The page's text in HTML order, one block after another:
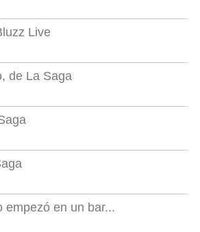
Live
de La Saga
empezó en un bar...